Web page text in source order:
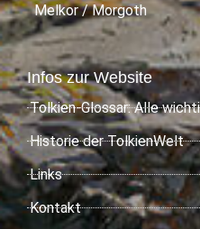
Melkor / Morgoth
Infos zur Website
Tolkien-Glossar: Alle
Historie der TolkienWelt
Links
Kontakt